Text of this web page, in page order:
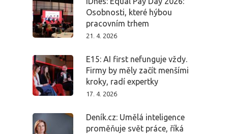
Osobnosti, které hýbou
pracovním trhem
21. 4. 2026
E15: AI first nefunguje vždy.
Firmy by měly začít menšími
kroky, radí expertky
17. 4. 2026
Deník.cz: Umělá inteligence
proměňuje svět práce, říká
Vstupenky